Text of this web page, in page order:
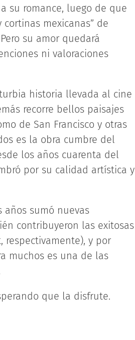
su romance, luego de que
mexicanas” de
su amor quedará
ni valoraciones
historia llevada al cine
recorre bellos paisajes
de San Francisco y otras
es la obra cumbre del
los años cuarenta del
por su calidad artística y
años sumó nuevas
contribuyeron las exitosas
respectivamente), y por
muchos es una de las
que la disfrute.